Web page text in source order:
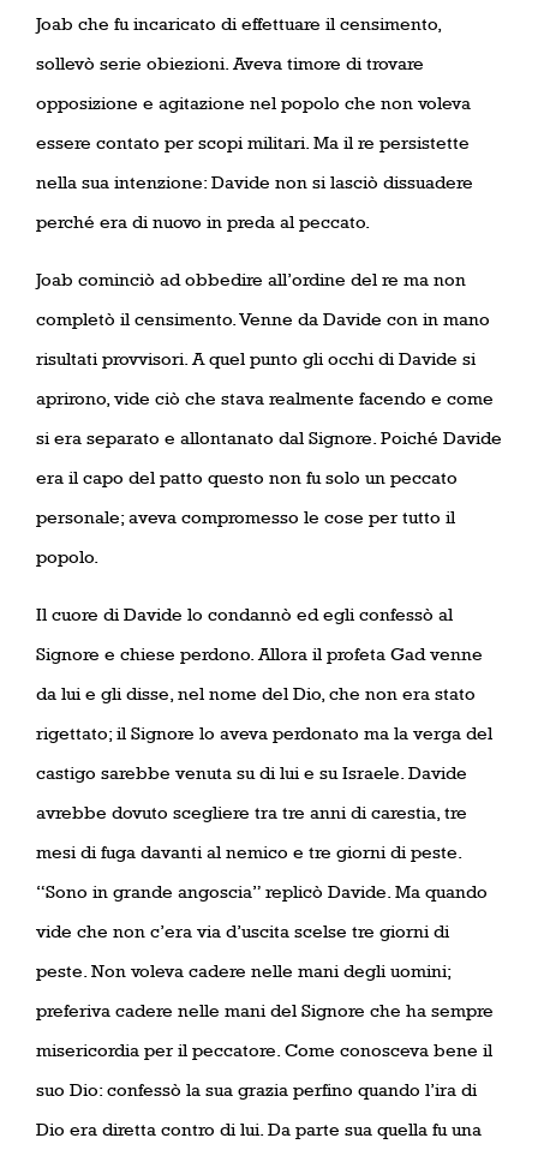
Joab che fu incaricato di effettuare il censimento,
sollevò serie obiezioni. Aveva timore di trovare
opposizione e agitazione nel popolo che non voleva
essere contato per scopi militari. Ma il re persistette
nella sua intenzione: Davide non si lasciò dissuadere
perché era di nuovo in preda al peccato.
Joab cominciò ad obbedire all’ordine del re ma non
completò il censimento. Venne da Davide con in mano
risultati provvisori. A quel punto gli occhi di Davide si
aprirono, vide ciò che stava realmente facendo e come
si era separato e allontanato dal Signore. Poiché Davide
era il capo del patto questo non fu solo un peccato
personale; aveva compromesso le cose per tutto il
popolo.
Il cuore di Davide lo condannò ed egli confessò al
Signore e chiese perdono. Allora il profeta Gad venne
da lui e gli disse, nel nome del Dio, che non era stato
rigettato; il Signore lo aveva perdonato ma la verga del
castigo sarebbe venuta su di lui e su Israele. Davide
avrebbe dovuto scegliere tra tre anni di carestia, tre
mesi di fuga davanti al nemico e tre giorni di peste.
“Sono in grande angoscia” replicò Davide. Ma quando
vide che non c’era via d’uscita scelse tre giorni di
peste. Non voleva cadere nelle mani degli uomini;
preferiva cadere nelle mani del Signore che ha sempre
misericordia per il peccatore. Come conosceva bene il
suo Dio: confessò la sua grazia perfino quando l’ira di
Dio era diretta contro di lui. Da parte sua quella fu una